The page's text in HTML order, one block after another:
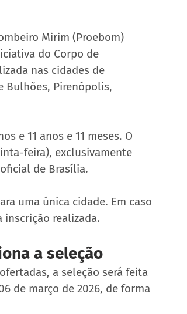
Mirim (Proebom)
do Corpo de
nas cidades de
Bulhões, Pirenópolis,
e 11 anos e 11 meses. O
feira), exclusivamente
de Brasília.
uma única cidade. Em caso
realizada.
a seleção
a seleção será feita
de março de 2026, de forma